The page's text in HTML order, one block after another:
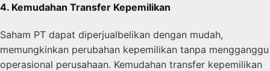
4. Kemudahan Transfer Kepemilikan
Saham PT dapat diperjualbelikan dengan mudah,
memungkinkan perubahan kepemilikan tanpa mengganggu
operasional perusahaan. Kemudahan transfer kepemilikan